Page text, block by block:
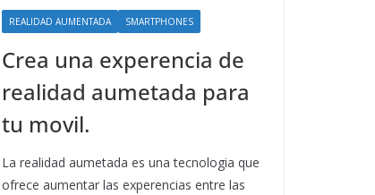
REALIDAD AUMENTADA SMARTPHONES
Crea una experencia de
realidad aumetada para
tu movil.
La realidad aumetada es una tecnologia que
ofrece aumentar las experencias entre las